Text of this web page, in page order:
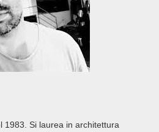
1983. Si laurea in architettura